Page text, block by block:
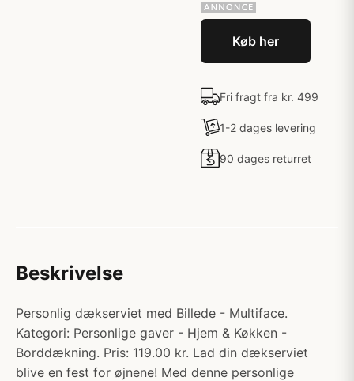
Køb her
Fri fragt fra kr. 499
1-2 dages levering
90 dages returret
Beskrivelse
Personlig dækserviet med Billede - Multiface.
Kategori: Personlige gaver - Hjem & Køkken -
Borddækning. Pris: 119.00 kr. Lad din dækserviet
blive en fest for øjnene! Med denne personlige